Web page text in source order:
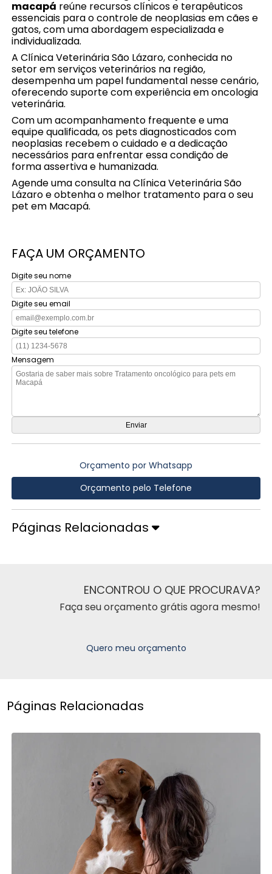
macapá reúne recursos clínicos e terapêuticos
essenciais para o controle de neoplasias em cães e
gatos, com uma abordagem especializada e
individualizada.
A Clínica Veterinária São Lázaro, conhecida no
setor em serviços veterinários na região,
desempenha um papel fundamental nesse cenário,
oferecendo suporte com experiência em oncologia
veterinária.
Com um acompanhamento frequente e uma
equipe qualificada, os pets diagnosticados com
neoplasias recebem o cuidado e a dedicação
necessários para enfrentar essa condição de
forma assertiva e humanizada.
Agende uma consulta na Clínica Veterinária São
Lázaro e obtenha o melhor tratamento para o seu
pet em Macapá.
FAÇA UM ORÇAMENTO
Digite seu nome
Digite seu email
Digite seu telefone
Mensagem
Orçamento por Whatsapp
Orçamento pelo Telefone
Páginas Relacionadas
ENCONTROU O QUE PROCURAVA?
Faça seu orçamento grátis agora mesmo!
Quero meu orçamento
Páginas Relacionadas